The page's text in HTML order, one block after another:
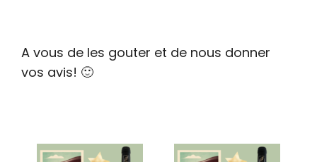
A vous de les gouter et de nous donner
vos avis! 🙂